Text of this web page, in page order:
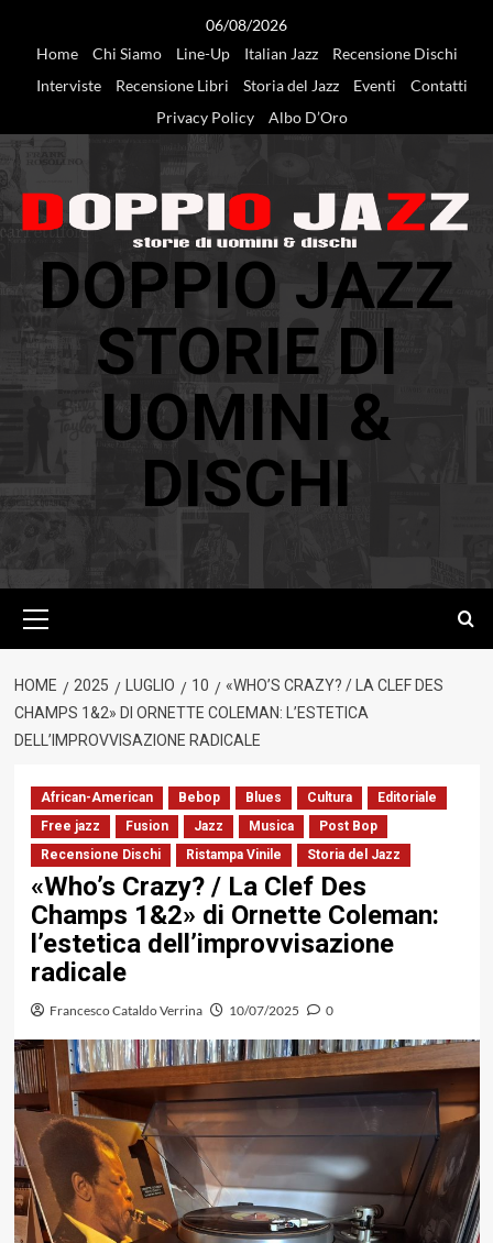
06/08/2026
Home
Chi Siamo Line-Up Italian Jazz
Recensione Dischi
Interviste
Recensione Libri Storia del Jazz Eventi
Contatti
Privacy Policy
Albo D’Oro
DOPPIO JAZZ
STORIE DI
UOMINI &
DISCHI
principale
HOME 2025 LUGLIO 10
«WHO’S CRAZY? / LA CLEF DES
CHAMPS 1&2» DI ORNETTE COLEMAN: L’ESTETICA
DELL’IMPROVVISAZIONE RADICALE
African-American Bebop Blues Cultura
Editoriale
Free jazz
Fusion Jazz Musica
Post Bop
Recensione Dischi
Ristampa Vinile Storia del Jazz
«Who’s Crazy? / La Clef Des
Champs 1&2» di Ornette Coleman:
l’estetica dell’improvvisazione
radicale
Francesco Cataldo Verrina 10/07/2025 0